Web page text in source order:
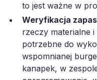
to jest ważne w
Weryfikacja
rzeczy materialne
potrzebne do
wspomnianej
kanapek, w